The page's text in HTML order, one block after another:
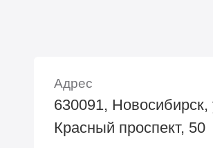
Адрес
630091, Новосибирск,
Красный проспект, 50